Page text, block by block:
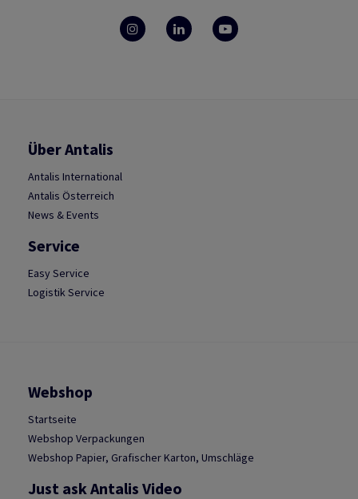
Über Antalis
Antalis International
Antalis Österreich
News & Events
Service
Easy Service
Logistik Service
Webshop
Startseite
Webshop Verpackungen
Webshop Papier, Grafischer Karton, Umschläge
Just ask Antalis Video